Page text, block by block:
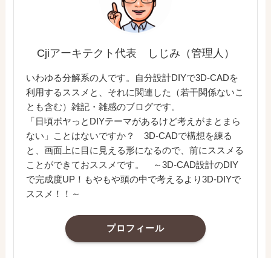
Cjiアーキテクト代表 しじみ（管理人）
いわゆる分解系の人です。自分設計DIYで3D-CADを
利用するススメと、それに関連した（若干関係ないこ
とも含む）雑記・雑感のブログです。
「日頃ボヤっとDIYテーマがあるけど考えがまとまら
ない」ことはないですか？ 3D-CADで構想を練る
と、画面上に目に見える形になるので、前にススメる
ことができておススメです。 ～3D-CAD設計のDIY
で完成度UP！もやもや頭の中で考えるより3D-DIYで
ススメ！！～
プロフィール